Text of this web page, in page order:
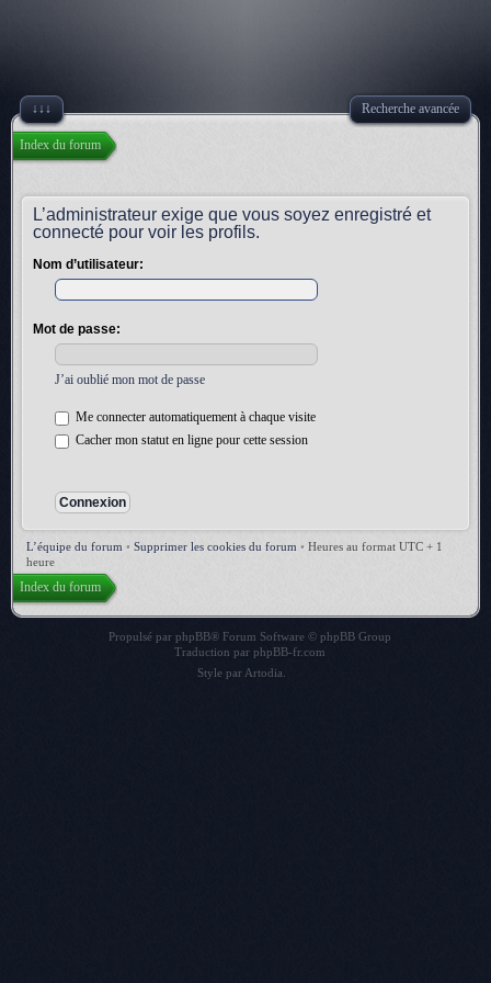
↓↓↓ Recherche avancée
Index du forum
L’administrateur exige que vous soyez enregistré et
connecté pour voir les profils.
Nom d’utilisateur:
Mot de passe:
J’ai oublié mon mot de passe
Me connecter automatiquement à chaque visite
Cacher mon statut en ligne pour cette session
L’équipe du forum • Supprimer les cookies du forum • Heures au format UTC + 1
heure
Index du forum
Propulsé par phpBB® Forum Software © phpBB Group
Traduction par phpBB-fr.com
Style par Artodia